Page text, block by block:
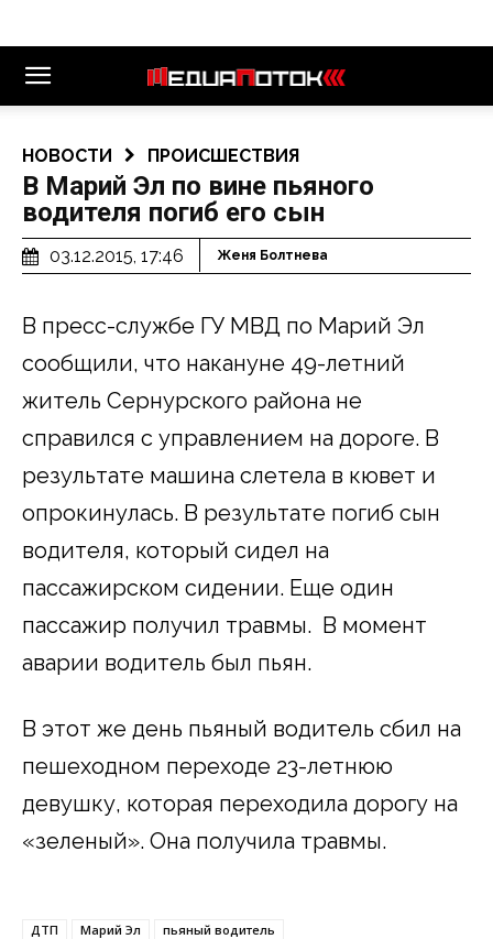
НОВОСТИ ПРОИСШЕСТВИЯ
В Марий Эл по вине пьяного
водителя погиб его сын
03.12.2015, 17:46 Женя Болтнева
В пресс-службе ГУ МВД по Марий Эл
сообщили, что накануне 49-летний
житель Сернурского района не
справился с управлением на дороге. В
результате машина слетела в кювет и
опрокинулась. В результате погиб сын
водителя, который сидел на
пассажирском сидении. Еще один
пассажир получил травмы. В момент
аварии водитель был пьян.
В этот же день пьяный водитель сбил на
пешеходном переходе 23-летнюю
девушку, которая переходила дорогу на
«зеленый». Она получила травмы.
ДТП Марий Эл пьяный водитель